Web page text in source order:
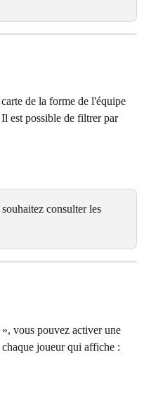
de la forme de l'équipe
est possible de filtrer par
consulter les
vous pouvez activer une
joueur qui affiche :